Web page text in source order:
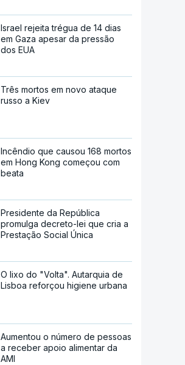
Israel rejeita trégua de 14 dias
em Gaza apesar da pressão
dos EUA
Três mortos em novo ataque
russo a Kiev
Incêndio que causou 168 mortos
em Hong Kong começou com
beata
Presidente da República
promulga decreto-lei que cria a
Prestação Social Única
O lixo do "Volta". Autarquia de
Lisboa reforçou higiene urbana
Aumentou o número de pessoas
a receber apoio alimentar da
AMI